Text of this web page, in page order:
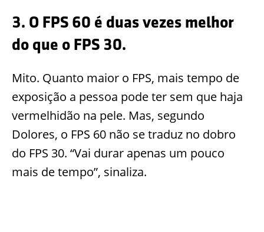
3. O FPS 60 é duas vezes melhor
do que o FPS 30.
Mito. Quanto maior o FPS, mais tempo de
exposição a pessoa pode ter sem que haja
vermelhidão na pele. Mas, segundo
Dolores, o FPS 60 não se traduz no dobro
do FPS 30. “Vai durar apenas um pouco
mais de tempo”, sinaliza.